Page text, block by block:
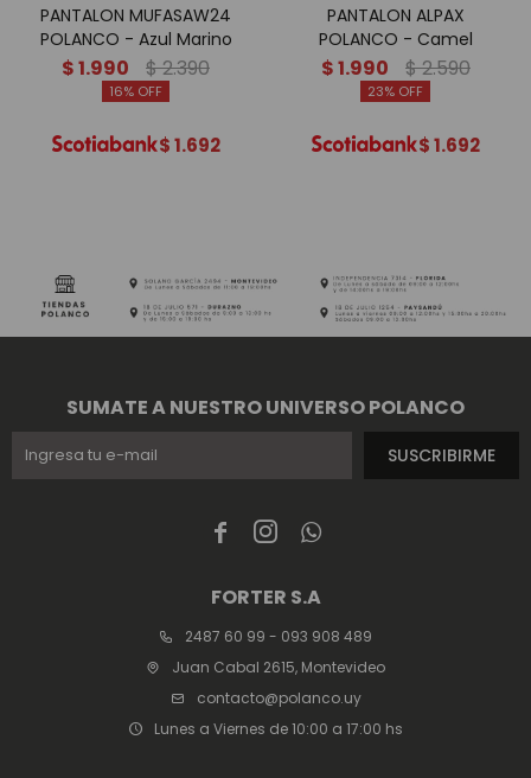
PANTALON MUFASAW24
POLANCO - Azul Marino
$1.990 $2.390
16
$1.692
PANTALON ALPAX
POLANCO - Camel
$1.990 $2.590
23
$1.692
  
FORTER S.A
2487 60 99 - 093 908 489
Juan Cabal 2615, Montevideo
contacto@polanco.uy
Lunes a Viernes de 10:00 a 17:00 hs
SUMATE A NUESTRO UNIVERSO POLANCO
SUSCRIBIRME